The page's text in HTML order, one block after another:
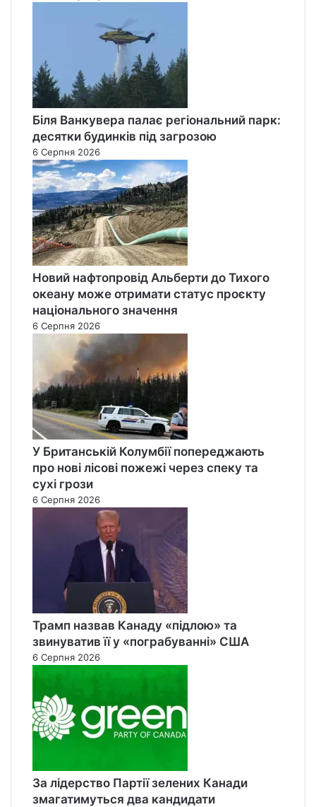
Біля Ванкувера палає регіональний парк:
десятки будинків під загрозою
6 Серпня 2026
Новий нафтопровід Альберти до Тихого
океану може отримати статус проєкту
національного значення
6 Серпня 2026
У Британській Колумбії попереджають
про нові лісові пожежі через спеку та
сухі грози
6 Серпня 2026
Трамп назвав Канаду «підлою» та
звинуватив її у «пограбуванні» США
6 Серпня 2026
За лідерство Партії зелених Канади
змагатимуться два кандидати